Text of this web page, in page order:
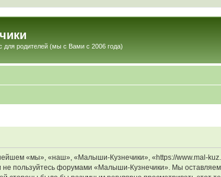
для родителей (мы с Вами с 2006 года)
«мы», «наш», «Малыши-Кузнечики», «https://www.mal-
не пользуйтесь форумами «Малыши-Кузнечики». Мы